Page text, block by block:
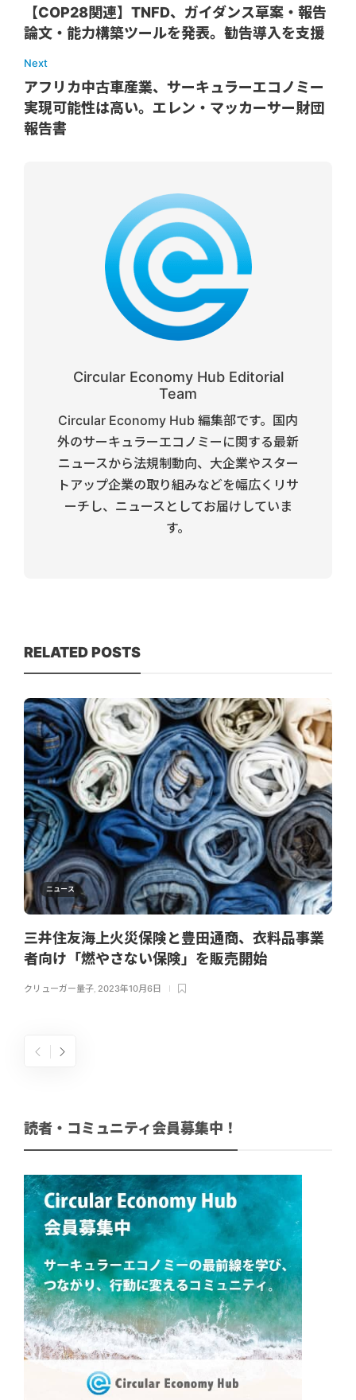
【COP28関連】TNFD、ガイダンス草案・報告
論文・能力構築ツールを発表。勧告導入を支援
Next
アフリカ中古車産業、サーキュラーエコノミー
実現可能性は高い。エレン・マッカーサー財団
報告書
Circular Economy Hub Editorial
Team
Circular Economy Hub 編集部です。国内
外のサーキュラーエコノミーに関する最新
ニュースから法規制動向、大企業やスター
トアップ企業の取り組みなどを幅広くリサ
ーチし、ニュースとしてお届けしていま
す。
RELATED POSTS
ニュース
三井住友海上火災保険と豊田通商、衣料品事業
者向け「燃やさない保険」を販売開始
クリューガー量子 2023年10月6日
読者・コミュニティ会員募集中！